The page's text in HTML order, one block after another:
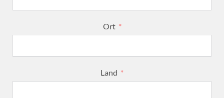
Ort
Land